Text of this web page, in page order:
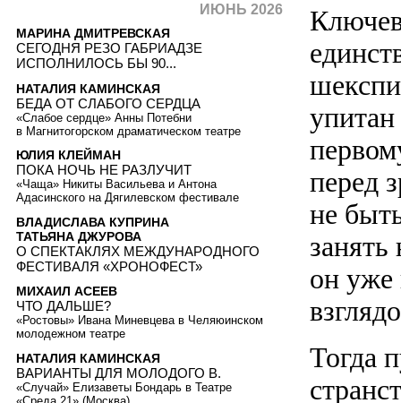
перед
не
занять
он уже
Тогда
ИЮНЬ 2026
МАРИНА ДМИТРЕВСКАЯ
СЕГОДНЯ РЕЗО ГАБРИАДЗЕ
ИСПОЛНИЛОСЬ БЫ 90...
НАТАЛИЯ КАМИНСКАЯ
БЕДА ОТ СЛАБОГО СЕРДЦА
«Слабое сердце» Анны Потебни
в Магнитогорском драматическом театре
ЮЛИЯ КЛЕЙМАН
ПОКА НОЧЬ НЕ РАЗЛУЧИТ
«Чаща» Никиты Васильева и Антона
Адасинского на Дягилевском фестивале
ВЛАДИСЛАВА КУПРИНА
ТАТЬЯНА ДЖУРОВА
О СПЕКТАКЛЯХ МЕЖДУНАРОДНОГО
ФЕСТИВАЛЯ «ХРОНОФЕСТ»
МИХАИЛ АСЕЕВ
ЧТО ДАЛЬШЕ?
«Ростовы» Ивана Миневцева в Челяюинском
молодежном театре
НАТАЛИЯ КАМИНСКАЯ
ВАРИАНТЫ ДЛЯ МОЛОДОГО В.
«Случай» Елизаветы Бондарь в Театре